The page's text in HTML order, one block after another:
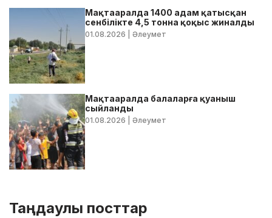
Мақтааралда 1400 адам қатысқан
сенбілікте 4,5 тонна қоқыс жиналды
01.08.2026 | Әлеумет
Мақтааралда балаларға қуаныш
сыйланды
01.08.2026 | Әлеумет
Таңдаулы посттар